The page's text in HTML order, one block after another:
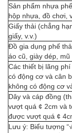
Sản phẩm nhựa
hộp nhựa, đồ chơi,
Giấy thải (chẳng
giấy, v.v.)
Đồ gia dụng phế
áo cũ, giày dép, mũ
Các thiết bị lãng
có động cơ và cân
không có động cơ
Dây và cáp đồng
vượt quá ¢ 2cm và
được vượt quá ¢
Lưu ý: Biểu tượng